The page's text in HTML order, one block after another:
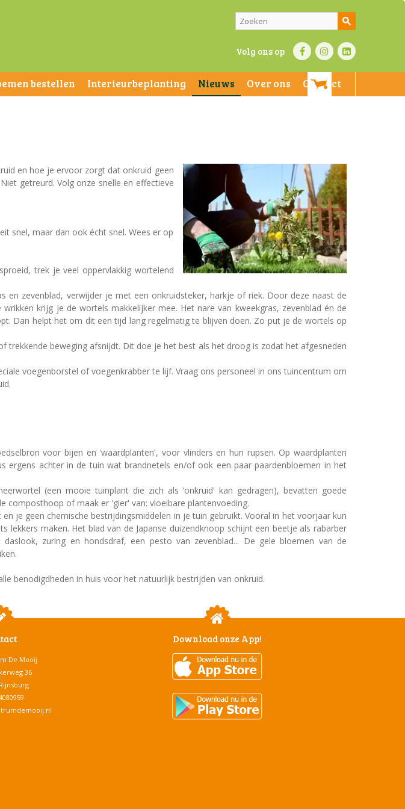
Volg ons op
bestellen Interieurbeplanting Nieuws Over ons Contact
en hoe je ervoor zorgt dat onkruid geen
getreurd. Volg onze snelle en effectieve
snel, maar dan ook écht snel. Wees er op
trek je veel oppervlakkig wortelend
en zevenblad, verwijder je met een onkruidsteker, harkje of riek. Door deze naast de
krijg je de wortels makkelijker mee. Het nare van kweekgras, zevenblad én de
Dan helpt het om dit een tijd lang regelmatig te blijven doen. Zo put je de wortels op
beweging afsnijdt. Dit doe je het best als het droog is zodat het afgesneden
voegenborstel of voegenkrabber te lijf. Vraag ons personeel in ons tuincentrum om
voor bijen en 'waardplanten', voor vlinders en hun rupsen. Op waardplanten
ergens achter in de tuin wat brandnetels en/of ook een paar paardenbloemen in het
(een mooie tuinplant die zich als 'onkruid' kan gedragen), bevatten goede
composthoop of maak er 'gier' van: vloeibare plantenvoeding.
je geen chemische bestrijdingsmiddelen in je tuin gebruikt. Vooral in het voorjaar kun
maken. Het blad van de Japanse duizendknoop schijnt een beetje als rabarber
zuring en hondsdraf, een pesto van zevenblad... De gele bloemen van de
benodigdheden in huis voor het natuurlijk bestrijden van onkruid.
De Mooij
36
Download onze App!